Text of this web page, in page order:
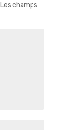
Les champs